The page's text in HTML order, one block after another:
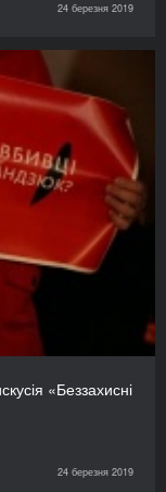
24 березня 2019
«Беззахисні
24 березня 2019